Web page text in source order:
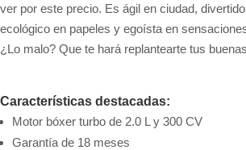
ver por este precio. Es ágil en ciudad,
ecológico en papeles y egoísta en
¿Lo malo? Que te hará replantearte tus
Características destacadas:
Motor bóxer turbo de 2.0 L y 300 CV
Garantía de 18 meses